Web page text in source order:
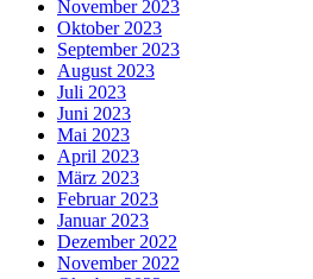
November 2023
Oktober 2023
September 2023
August 2023
Juli 2023
Juni 2023
Mai 2023
April 2023
März 2023
Februar 2023
Januar 2023
Dezember 2022
November 2022